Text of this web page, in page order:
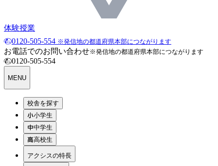
体験授業
0120-505-554 ※発信地の都道府県本部につながります
お電話でのお問い合わせ※発信地の都道府県本部につながります
0120-505-554
MENU
校舎を探す
小学生
中学生
高校生
アクシスの特長